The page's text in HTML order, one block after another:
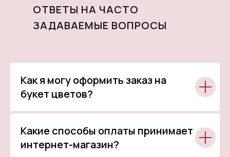
ОТВЕТЫ НА ЧАСТО
ЗАДАВАЕМЫЕ ВОПРОСЫ
Как я могу оформить заказ на
букет цветов?
Какие способы оплаты принимает
интернет-магазин?